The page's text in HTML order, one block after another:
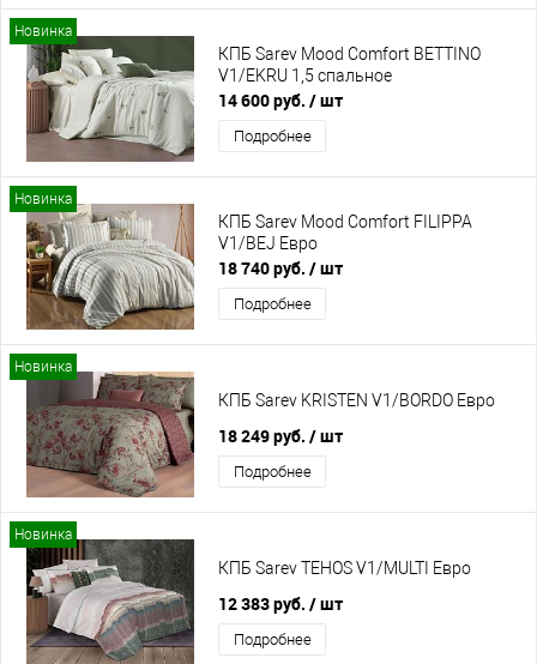
Новинка
КПБ Sarev Mood Comfort BETTINO
V1/EKRU 1,5 спальное
14 600 руб. / шт
Подробнее
Новинка
КПБ Sarev Mood Comfort FILIPPA
V1/BEJ Евро
18 740 руб. / шт
Подробнее
Новинка
КПБ Sarev KRISTEN V1/BORDO Евро
18 249 руб. / шт
Подробнее
Новинка
КПБ Sarev TEHOS V1/MULTI Евро
12 383 руб. / шт
Подробнее